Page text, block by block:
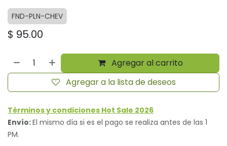
FND-PLN-CHEV
$ 95.00
Agregar al carrito
Agregar a la lista de deseos
Términos y condiciones Hot Sale 2026
Envío:El mismo día si es el pago se realiza antes de las 1
PM.